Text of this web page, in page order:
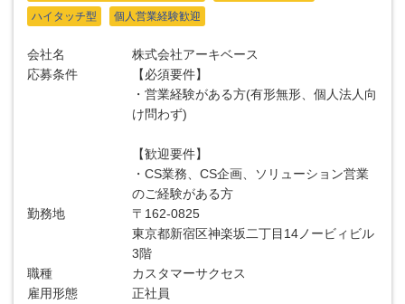
ハイタッチ型
個人営業経験歓迎
会社名
株式会社アーキベース
応募条件
【必須要件】
・営業経験がある方(有形無形、個人法人向
け問わず)
【歓迎要件】
・CS業務、CS企画、ソリューション営業
のご経験がある方
勤務地
〒162-0825
東京都新宿区神楽坂二丁目14ノービィビル
3階
職種
カスタマーサクセス
雇用形態
正社員